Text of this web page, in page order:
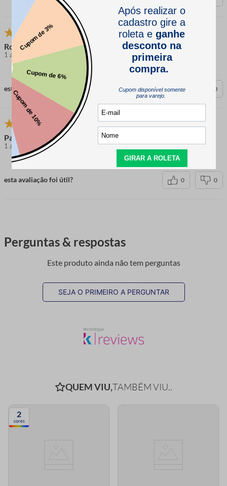
Rosemary P.
1 ano atrás comprador verificado
esta avaliação foi útil? 0 0
Patrícia
1 ano atrás comprador verificado
esta avaliação foi útil? 0 0
Perguntas & respostas
Este produto ainda não tem perguntas
SEJA O PRIMEIRO A PERGUNTAR
QUEM VIU,TAMBÉM VIU..
2
cores